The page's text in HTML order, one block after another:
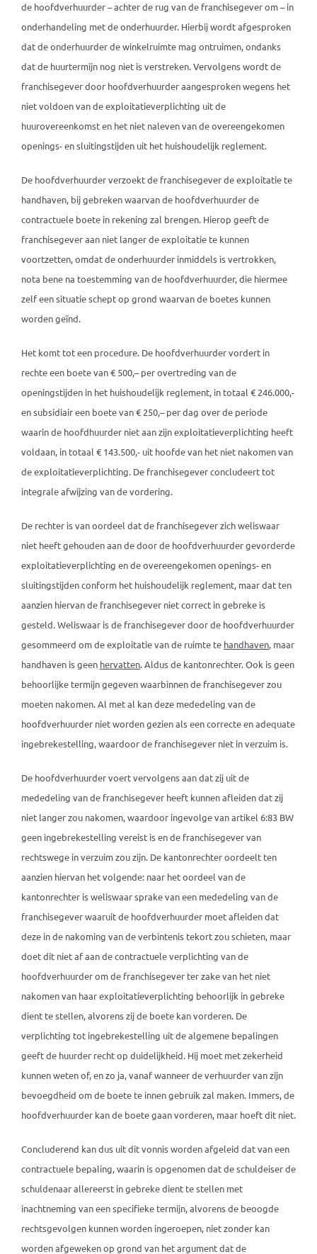
de hoofdverhuurder – achter de rug van de franchisegever om – in
onderhandeling met de onderhuurder. Hierbij wordt afgesproken
dat de onderhuurder de winkelruimte mag ontruimen, ondanks
dat de huurtermijn nog niet is verstreken. Vervolgens wordt de
franchisegever door hoofdverhuurder aangesproken wegens het
niet voldoen van de exploitatieverplichting uit de
huurovereenkomst en het niet naleven van de overeengekomen
openings- en sluitingstijden uit het huishoudelijk reglement.
De hoofdverhuurder verzoekt de franchisegever de exploitatie te
handhaven, bij gebreken waarvan de hoofdverhuurder de
contractuele boete in rekening zal brengen. Hierop geeft de
franchisegever aan niet langer de exploitatie te kunnen
voortzetten, omdat de onderhuurder inmiddels is vertrokken,
nota bene na toestemming van de hoofdverhuurder, die hiermee
zelf een situatie schept op grond waarvan de boetes kunnen
worden geïnd.
Het komt tot een procedure. De hoofdverhuurder vordert in
rechte een boete van € 500,– per overtreding van de
openingstijden in het huishoudelijk reglement, in totaal € 246.000,-
en subsidiair een boete van € 250,– per dag over de periode
waarin de hoofdhuurder niet aan zijn exploitatieverplichting heeft
voldaan, in totaal € 143.500,- uit hoofde van het niet nakomen van
de exploitatieverplichting. De franchisegever concludeert tot
integrale afwijzing van de vordering.
De rechter is van oordeel dat de franchisegever zich weliswaar
niet heeft gehouden aan de door de hoofdverhuurder gevorderde
exploitatieverplichting en de overeengekomen openings- en
sluitingstijden conform het huishoudelijk reglement, maar dat ten
aanzien hiervan de franchisegever niet correct in gebreke is
gesteld. Weliswaar is de franchisegever door de hoofdverhuurder
gesommeerd om de exploitatie van de ruimte te handhaven, maar
handhaven is geen hervatten. Aldus de kantonrechter. Ook is geen
behoorlijke termijn gegeven waarbinnen de franchisegever zou
moeten nakomen. Al met al kan deze mededeling van de
hoofdverhuurder niet worden gezien als een correcte en adequate
ingebrekestelling, waardoor de franchisegever niet in verzuim is.
De hoofdverhuurder voert vervolgens aan dat zij uit de
mededeling van de franchisegever heeft kunnen afleiden dat zij
niet langer zou nakomen, waardoor ingevolge van artikel 6:83 BW
geen ingebrekestelling vereist is en de franchisegever van
rechtswege in verzuim zou zijn. De kantonrechter oordeelt ten
aanzien hiervan het volgende: naar het oordeel van de
kantonrechter is weliswaar sprake van een mededeling van de
franchisegever waaruit de hoofdverhuurder moet afleiden dat
deze in de nakoming van de verbintenis tekort zou schieten, maar
doet dit niet af aan de contractuele verplichting van de
hoofdverhuurder om de franchisegever ter zake van het niet
nakomen van haar exploitatieverplichting behoorlijk in gebreke
dient te stellen, alvorens zij de boete kan vorderen. De
verplichting tot ingebrekestelling uit de algemene bepalingen
geeft de huurder recht op duidelijkheid. Hij moet met zekerheid
kunnen weten of, en zo ja, vanaf wanneer de verhuurder van zijn
bevoegdheid om de boete te innen gebruik zal maken. Immers, de
hoofdverhuurder kan de boete gaan vorderen, maar hoeft dit niet.
Concluderend kan dus uit dit vonnis worden afgeleid dat van een
contractuele bepaling, waarin is opgenomen dat de schuldeiser de
schuldenaar allereerst in gebreke dient te stellen met
inachtneming van een specifieke termijn, alvorens de beoogde
rechtsgevolgen kunnen worden ingeroepen, niet zonder kan
worden afgeweken op grond van het argument dat de